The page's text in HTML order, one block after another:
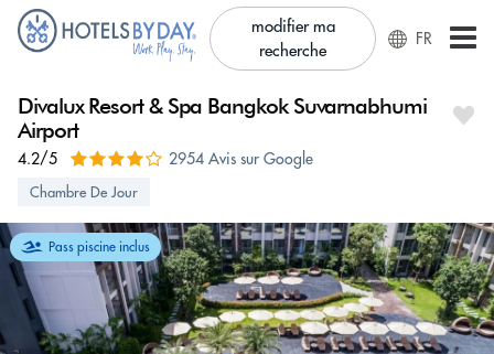
modifier ma
recherche
FR
Divalux Resort & Spa Bangkok Suvarnabhumi
Airport
4.2/5 2954 Avis sur Google
Chambre De Jour
Pass piscine inclus